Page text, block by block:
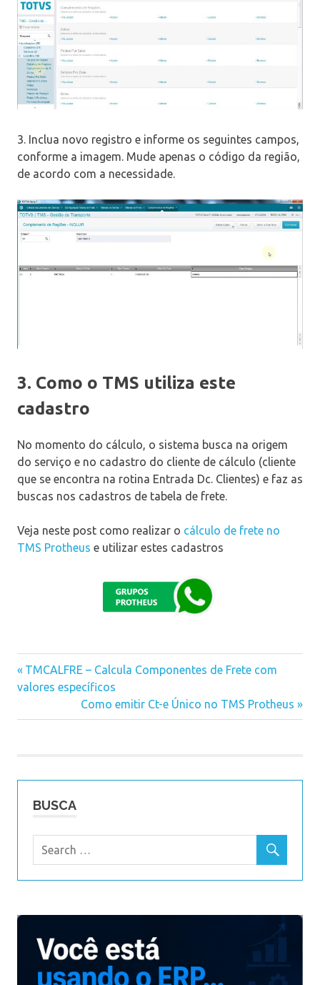
3. Inclua novo registro e informe os seguintes campos,
conforme a imagem. Mude apenas o código da região,
de acordo com a necessidade.
3. Como o TMS utiliza este
cadastro
No momento do cálculo, o sistema busca na origem
do serviço e no cadastro do cliente de cálculo (cliente
que se encontra na rotina Entrada Dc. Clientes) e faz as
buscas nos cadastros de tabela de frete.
Veja neste post como realizar o cálculo de frete no
TMS Protheus e utilizar estes cadastros
Navegação
Previous
Post:
TMCALFRE – Calcula Componentes de Frete com
valores específicos
Next
Post:
Como emitir Ct-e Único no TMS Protheus
BUSCA